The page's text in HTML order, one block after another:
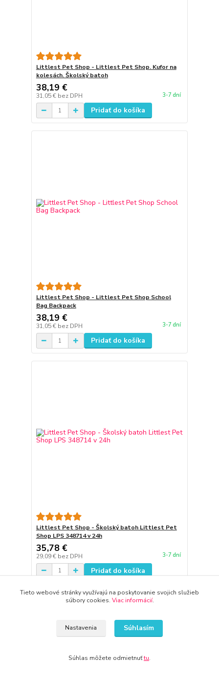
Littlest Pet Shop - Littlest Pet Shop. Kufor na
kolesách. Školský batoh
38,19 €
31,05 € bez DPH 3-7 dní
Pridať do košíka
Littlest Pet Shop - Littlest Pet Shop School
Bag Backpack
38,19 €
31,05 € bez DPH 3-7 dní
Pridať do košíka
Littlest Pet Shop - Školský batoh Littlest Pet
Shop LPS 348714 v 24h
35,78 €
29,09 € bez DPH 3-7 dní
Pridať do košíka
Tieto webové stránky využívajú na poskytovanie svojich služieb
súbory cookies. Viac informácií.
Nastavenia Súhlasím
Súhlas môžete odmietnuťtu.